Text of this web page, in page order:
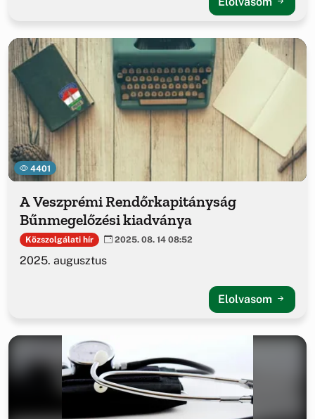
4401
A Veszprémi Rendőrkapitányság
Bűnmegelőzési kiadványa
Közszolgálati hír 2025. 08. 14 08:52
2025. augusztus
Elolvasom